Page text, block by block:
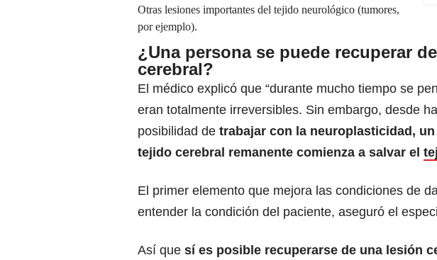
Otras lesiones importantes del tejido neurológico (tumores,
por ejemplo).
¿Una persona se puede recuperar
cerebral?
El médico explicó que “durante mucho tiempo se
eran totalmente irreversibles. Sin embargo, desde
posibilidad de trabajar con la neuroplasticidad, un
tejido cerebral remanente comienza a salvar el
El primer elemento que mejora las condiciones de
entender la condición del paciente, aseguró el
Así que sí es posible recuperarse de una lesión